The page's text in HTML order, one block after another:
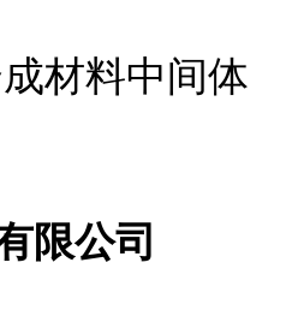
材料中间体
限公司